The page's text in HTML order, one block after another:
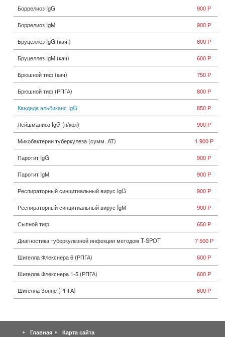
Боррелиоз IgG 900 Р
Боррелиоз IgM 900 Р
Бруцеллез IgG (кач.) 600 Р
Бруцеллез IgМ (кач) 600 Р
Брюшной тиф (кач) 750 Р
Брюшной тиф (РПГА) 800 Р
Кандида альбиканс IgG 850 Р
Лейшманиоз IgG (п/кол) 900 Р
Микобактерии туберкулеза (сумм. АТ) 1 900 Р
Паротит IgG 900 Р
Паротит IgМ 900 Р
Респираторный синцитиальный вирус IgG 900 Р
Респираторный синцитиальный вирус IgМ 900 Р
Сыпной тиф 650 Р
Диагностика туберкулезной инфекции методом T-SPOT 7 500 Р
Шигелла Флекснера 6 (РПГА) 600 Р
Шигелла Флекснера 1-5 (РПГА) 600 Р
Шигелла Зонне (РПГА) 600 Р
Главная
Карта сайта